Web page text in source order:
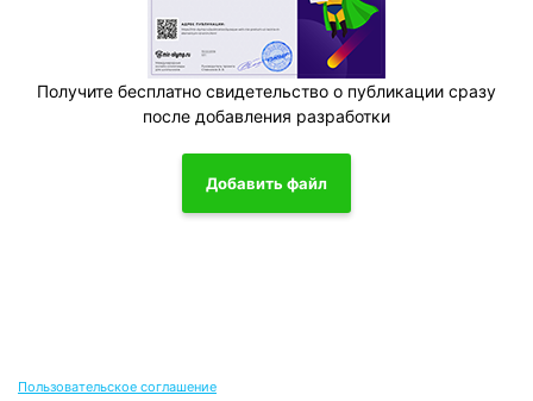
Получите бесплатно свидетельство о публикации сразу
после добавления разработки
Добавить файл
Пользовательское соглашение